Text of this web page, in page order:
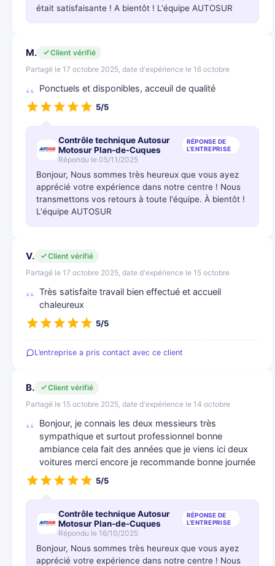
était satisfaisante ! A bientôt ! L'équipe AUTOSUR
M.
Client vérifié
Partagé le 17 octobre 2025, date d'expérience le 16 octobre
Ponctuels et disponibles, acceuil de qualité
5/5
Contrôle technique Autosur
Motosur Plan-de-Cuques
RÉPONSE DE
L'ENTREPRISE
Répondu le 05/11/2025
Bonjour, Nous sommes très heureux que vous ayez
apprécié votre expérience dans notre centre ! Nous
transmettons vos retours à toute l'équipe. À bientôt !
L'équipe AUTOSUR
V.
Client vérifié
Partagé le 17 octobre 2025, date d'expérience le 15 octobre
Très satisfaite travail bien effectué et accueil
chaleureux
5/5
L’entreprise a pris contact avec ce client
B.
Client vérifié
Partagé le 15 octobre 2025, date d'expérience le 14 octobre
Bonjour, je connais les deux messieurs très
sympathique et surtout professionnel bonne
ambiance cela fait des années que je viens ici deux
voitures merci encore je recommande bonne journée
5/5
Contrôle technique Autosur
Motosur Plan-de-Cuques
RÉPONSE DE
L'ENTREPRISE
Répondu le 16/10/2025
Bonjour, Nous sommes très heureux que vous ayez
apprécié votre expérience dans notre centre ! Nous